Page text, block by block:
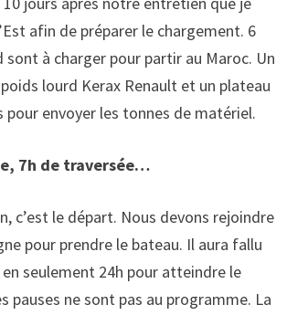
afin de préparer le chargement. 6
à charger pour partir au Maroc. Un
lourd Kerax Renault et un plateau
pour envoyer les tonnes de matériel.
7h de traversée…
c’est le départ. Nous devons rejoindre
pour prendre le bateau. Il aura fallu
seulement 24h pour atteindre le
pauses ne sont pas au programme. La